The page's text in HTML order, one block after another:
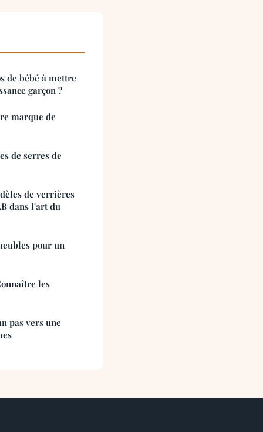
de bébé à mettre
garçon ?
marque de
de serres de
de verrières
dans l'art du
pour un
les
pas vers une